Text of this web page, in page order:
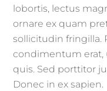
lobortis, lectus
ornare ex quam
sollicitudin fringilla.
condimentum
quis. Sed porttitor
Donec in ex sapien.